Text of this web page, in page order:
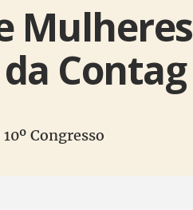
Mulheres
Contag
Congresso